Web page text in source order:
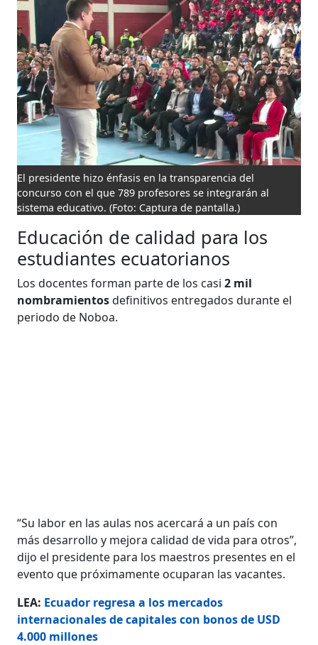
El presidente hizo énfasis en la transparencia del
concurso con el que 789 profesores se integrarán al
sistema educativo.(Foto: Captura de pantalla.)
Educación de calidad para los
estudiantes ecuatorianos
Los docentes forman parte de los casi2 mil
nombramientosdefinitivos entregados durante el
periodo de Noboa.
“Su labor en las aulas nos acercará a un país con
más desarrollo y mejora calidad de vida para otros”,
dijo el presidente para los maestros presentes en el
evento que próximamente ocuparan las vacantes.
LEA: Ecuador regresa a los mercados
internacionales de capitales con bonos de USD
4.000 millones